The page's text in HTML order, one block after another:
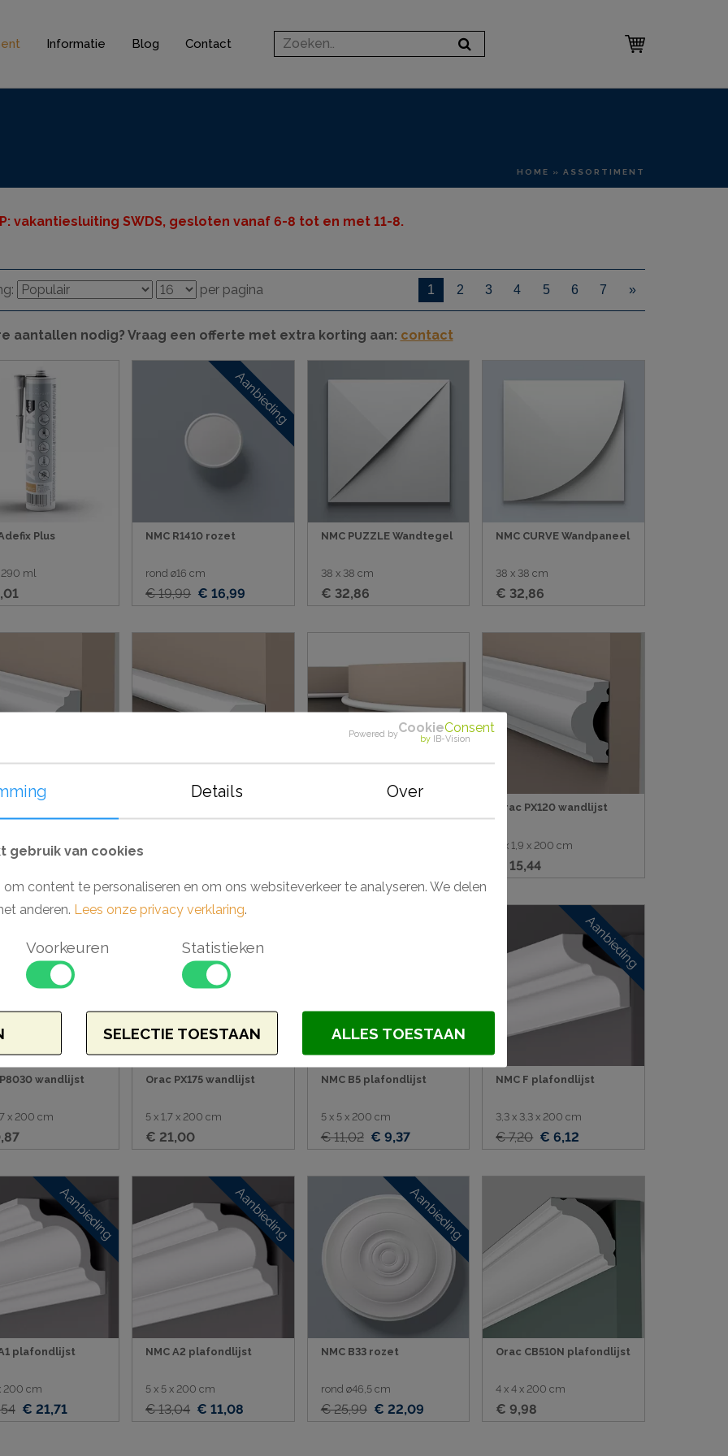
gereedschappen
ophangsysteem
Informatie Blog Contact
HOME » ASSORTIMENT
vakantiesluiting SWDS, gesloten vanaf 6-8 tot en met 11-8.
per pagina 1 2 3 4 5 6 7 »
aantallen nodig? Vraag een offerte met extra korting aan: contact
Plus
ml
Aanbieding
NMC R1410 rozet
rond ø16 cm
€ 19,99 € 16,99
NMC PUZZLE Wandtegel
38 x 38 cm
€ 32,86
NMC CURVE Wandpaneel
38 x 38 cm
€ 32,86
x 200 cm
Orac PX120 wandlijst
4 x 1,9 x 200 cm
€ 15,44
wandlijst
x 200 cm
Orac PX175 wandlijst
5 x 1,7 x 200 cm
€ 21,00
NMC B5 plafondlijst
5 x 5 x 200 cm
€ 11,02 € 9,37
Aanbieding
NMC F plafondlijst
3,3 x 3,3 x 200 cm
€ 7,20 € 6,12
Aanbieding
plafondlijst
200 cm
€ 21,71
Aanbieding
NMC A2 plafondlijst
5 x 5 x 200 cm
€ 13,04 € 11,08
Aanbieding
NMC B33 rozet
rond ø46,5 cm
€ 25,99 € 22,09
Orac CB510N plafondlijst
4 x 4 x 200 cm
€ 9,98
Powered byCookieConsent
by IB-Vision
Details Over
gebruik van cookies
content te personaliseren en om ons websiteverkeer te analyseren. We delen
anderen. Lees onze privacy verklaring.
Voorkeuren Statistieken
SELECTIE TOESTAAN ALLES TOESTAAN